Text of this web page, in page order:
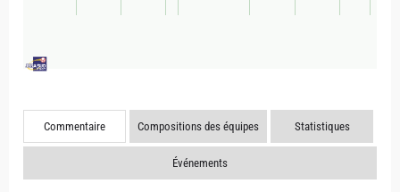
Commentaire Compositions des équipes Statistiques
Événements